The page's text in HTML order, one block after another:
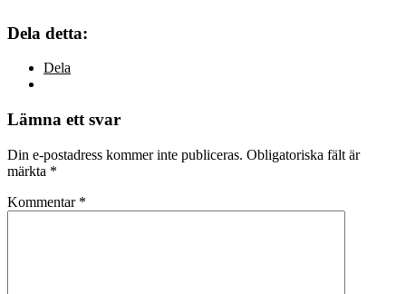
Dela detta:
Dela
Lämna ett svar
Din e-postadress kommer inte publiceras. Obligatoriska fält är
märkta *
Kommentar *